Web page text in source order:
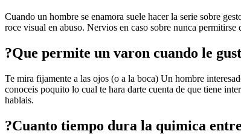
Cuando un hombre se enamora suele hacer la serie sobre
roce visual en abuso. Nervios en caso sobre nunca
?Que permite un varon cuando le
Te mira fijamente a las ojos (o a la boca) Un hombre
conoceis poquito lo cual te hara darte cuenta de que tiene
hablais.
?Cuanto tiempo dura la quimica